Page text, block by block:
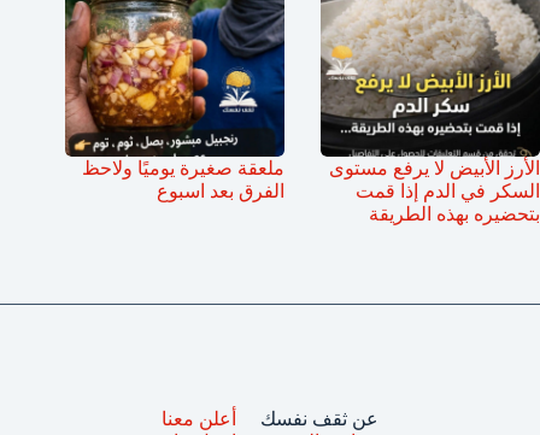
الأرز الأبيض لا يرفع مستوى
السكر في الدم إذا قمت
بتحضيره بهذه الطريقة
ملعقة صغيرة يوميًا ولاحظ
الفرق بعد اسبوع
عن ثقف نفسك
أعلن معنا